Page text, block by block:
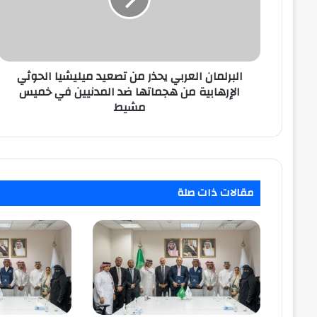
من
هجماتها
المدنيين
خميس
البرلمان العربي يحذر من تصعيد ميليشيا الحوثي
الإرهابية من هجماتها ضد المدنيين في خميس
مشيط
مقالات ذات صلة